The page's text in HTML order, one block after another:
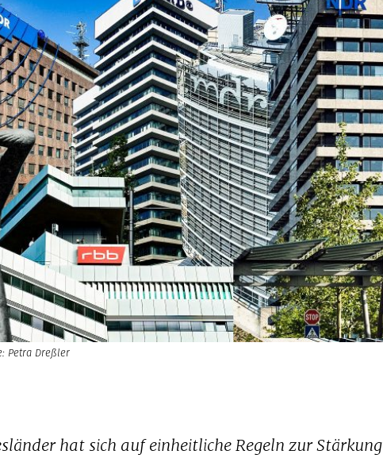
Petra Dreßler
hat sich auf einheitliche Regeln zur Stärkung